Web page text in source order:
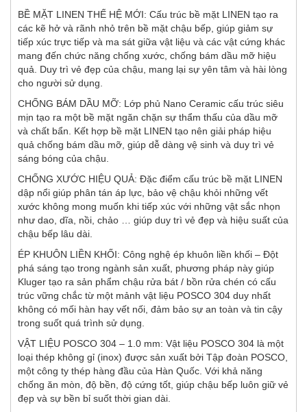
BỀ MẶT LINEN THẾ HỆ MỚI: Cấu trúc bề mặt LINEN tạo ra
các kẽ hở và rãnh nhỏ trên bề mặt chậu bếp, giúp giảm sự
tiếp xúc trực tiếp và ma sát giữa vật liệu và các vật cứng khác
mang đến chức năng chống xước, chống bám dầu mỡ hiệu
quả. Duy trì vẻ đẹp của chậu, mang lại sự yên tâm và hài lòng
cho người sử dụng.
CHỐNG BÁM DẦU MỠ: Lớp phủ Nano Ceramic cấu trúc siêu
mịn tạo ra một bề mặt ngăn chặn sự thẩm thấu của dầu mỡ
và chất bẩn. Kết hợp bề mặt LINEN tạo nên giải pháp hiệu
quả chống bám dầu mỡ, giúp dễ dàng vệ sinh và duy trì vẻ
sáng bóng của chậu.
CHỐNG XƯỚC HIỆU QUẢ: Đặc điểm cấu trúc bề mặt LINEN
dập nổi giúp phân tán áp lực, bảo vệ chậu khỏi những vết
xước không mong muốn khi tiếp xúc với những vật sắc nhọn
như dao, dĩa, nồi, chảo … giúp duy trì vẻ đẹp và hiệu suất của
chậu bếp lâu dài.
ÉP KHUÔN LIỀN KHỐI: Công nghệ ép khuôn liền khối – Đột
phá sáng tạo trong ngành sản xuất, phương pháp này giúp
Kluger tạo ra sản phẩm chậu rửa bát / bồn rửa chén có cấu
trúc vững chắc từ một mảnh vật liệu POSCO 304 duy nhất
không có mối hàn hay vết nối, đảm bảo sự an toàn và tin cậy
trong suốt quá trình sử dụng.
VẬT LIỆU POSCO 304 – 1.0 mm: Vật liệu POSCO 304 là một
loại thép không gỉ (inox) được sản xuất bởi Tập đoàn POSCO,
một công ty thép hàng đầu của Hàn Quốc. Với khả năng
chống ăn mòn, độ bền, độ cứng tốt, giúp chậu bếp luôn giữ vẻ
đẹp và sự bền bỉ suốt thời gian dài.